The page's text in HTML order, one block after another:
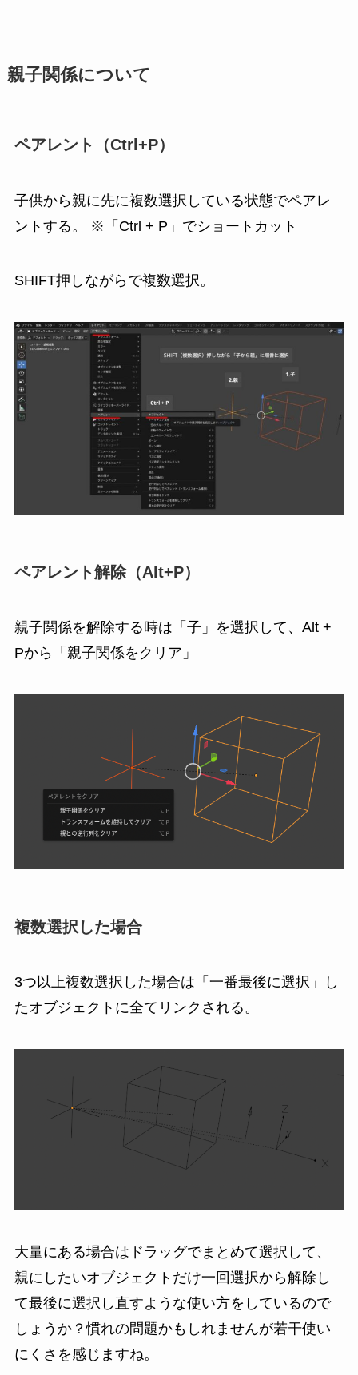
親子関係について
ペアレント（Ctrl+P）
子供から親に先に複数選択している状態でペアレ
ントする。 ※「Ctrl + P」でショートカット
SHIFT押しながらで複数選択。
ペアレント解除（Alt+P）
親子関係を解除する時は「子」を選択して、Alt +
Pから「親子関係をクリア」
複数選択した場合
3つ以上複数選択した場合は「一番最後に選択」し
たオブジェクトに全てリンクされる。
大量にある場合はドラッグでまとめて選択して、
親にしたいオブジェクトだけ一回選択から解除し
て最後に選択し直すような使い方をしているので
しょうか？慣れの問題かもしれませんが若干使い
にくさを感じますね。